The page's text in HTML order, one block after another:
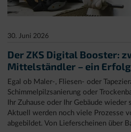
Der ZKS Digital Booster:
Mittelständler – ein
30. Juni 2026
Egal ob Maler-, Fliesen- oder
Schimmelpilzsanierung oder
Ihr Zuhause oder Ihr Gebäude wieder
Aktuell werden noch viele Prozesse
abgebildet. Von Lieferscheinen über